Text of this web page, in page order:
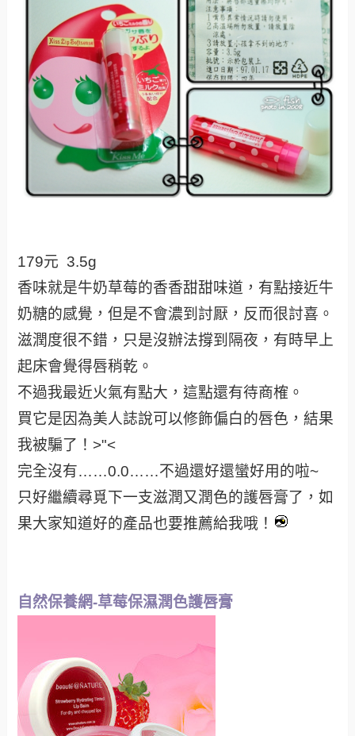
179元 3.5g
香味就是牛奶草莓的香香甜甜味道，有點接近牛
奶糖的感覺，但是不會濃到討厭，反而很討喜。
滋潤度很不錯，只是沒辦法撐到隔夜，有時早上
起床會覺得唇稍乾。
不過我最近火氣有點大，這點還有待商榷。
買它是因為美人誌說可以修飾偏白的唇色，結果
我被騙了！>"<
完全沒有……0.0……不過還好還蠻好用的啦~
只好繼續尋覓下一支滋潤又潤色的護唇膏了，如
果大家知道好的產品也要推薦給我哦！
自然保養網-草莓保濕潤色護唇膏